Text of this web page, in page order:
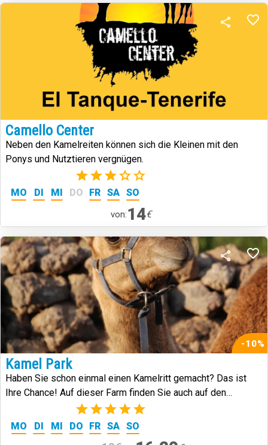
Camello Center
Neben den Kamelreiten können sich die Kleinen mit den
Ponys und Nutztieren vergnügen.
(2)
MO DI MI DO FR SA SO
von:14€
-10%
Kamel Park
Haben Sie schon einmal einen Kamelritt gemacht? Das ist
Ihre Chance! Auf dieser Farm finden Sie auch auf den
Kanarischen Inseln heimische Arten.
(3)
MO DI MI DO FR SA SO